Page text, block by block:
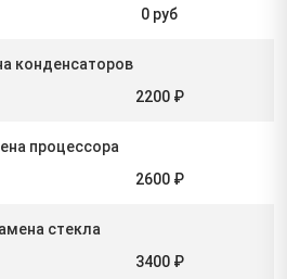
0 руб
конденсаторов
2200 ₽
процессора
2600 ₽
стекла
3400 ₽